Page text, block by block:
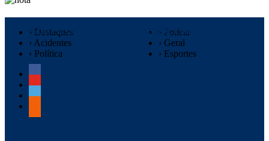
Chuva causa transtornos em Foz do Iguaçu
Chuva tomou conta de ruas e avenidas da
› Destaques
› Acidentes
› Política
› Polícia
› Geral
› Esportes